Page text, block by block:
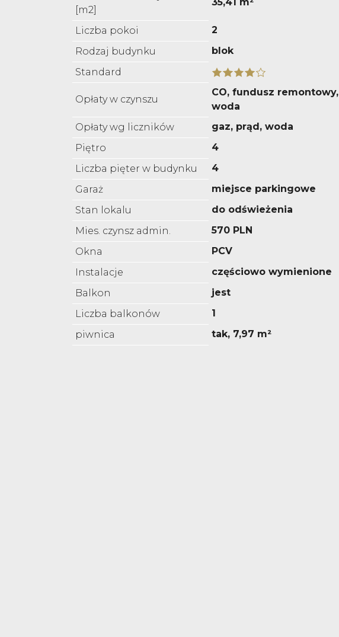
[m2]
Liczba pokoi
2
Rodzaj budynku
blok
Standard
Opłaty w czynszu
CO, fundusz remontowy,
woda
Opłaty wg liczników
gaz, prąd, woda
Piętro
4
Liczba pięter w budynku
4
Garaż
miejsce parkingowe
Stan lokalu
do odświeżenia
Mies. czynsz admin.
570 PLN
Okna
PCV
Instalacje
częściowo wymienione
Balkon
jest
Liczba balkonów
1
piwnica
tak, 7,97 m²